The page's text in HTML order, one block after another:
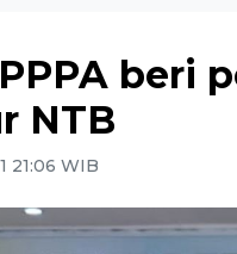
beri
NTB
21:06 WIB